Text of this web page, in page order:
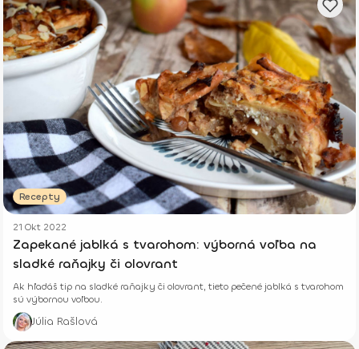
Recepty
21 Okt 2022
Zapekané jablká s tvarohom: výborná voľba na
sladké raňajky či olovrant
Ak hľadáš tip na sladké raňajky či olovrant, tieto pečené jablká s tvarohom
sú výbornou voľbou.
Júlia Rašlová